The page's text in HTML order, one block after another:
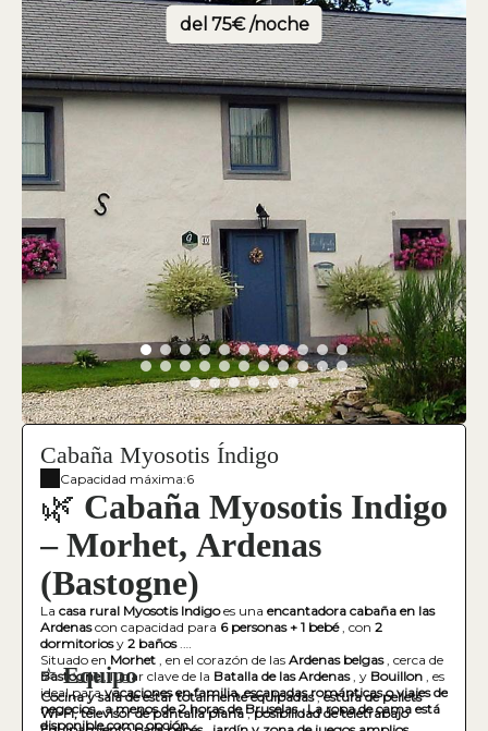
del 75€ /noche
Cabaña Myosotis Índigo
Capacidad máxima:6
🌿 Cabaña Myosotis Indigo
– Morhet, Ardenas
(Bastogne)
La casa rural Myosotis Indigoes una encantadora cabaña en las
Ardenascon capacidad para 6 personas + 1 bebé, con 2
dormitoriosy 2 baños.
Situado en Morhet , en el corazón de las Ardenas belgas, cerca de
Bastogne, lugar clave de la Batalla de las Ardenas, y Bouillon , es
ideal paravacaciones en familia, escapadas románticas o viajes de
negocios,a menos de 2 horas de Bruselas.La ropa de cama está
disponible como opción.
⭐Equipo
Cocina y sala de estar totalmente equipadas,estufa de pellets
Wi-Fi, televisor de pantalla plana,posibilidad de teletrabajo